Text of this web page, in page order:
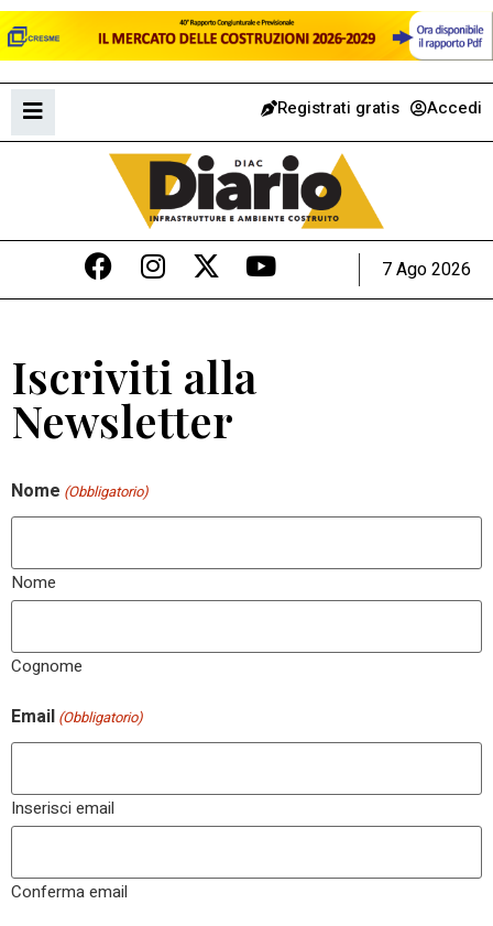
Registrati gratis Accedi
7 Ago 2026
Iscriviti alla
Newsletter
Nome (Obbligatorio)
Nome
Cognome
Email (Obbligatorio)
Inserisci email
Conferma email